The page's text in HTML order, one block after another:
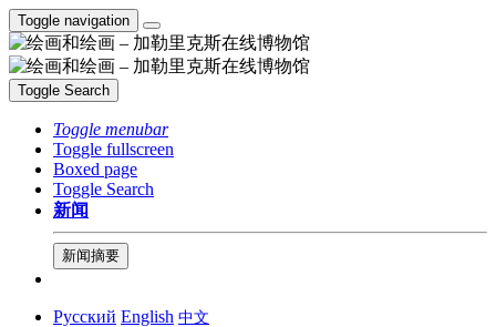
Toggle navigation
Toggle Search
Toggle menubar
Toggle fullscreen
Boxed page
Toggle Search
新闻
新闻摘要
Русский English 中文